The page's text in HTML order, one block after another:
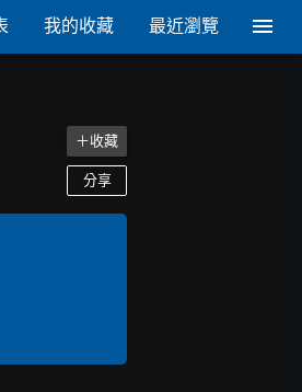
我的收藏 最近瀏覽
＋收藏
分享